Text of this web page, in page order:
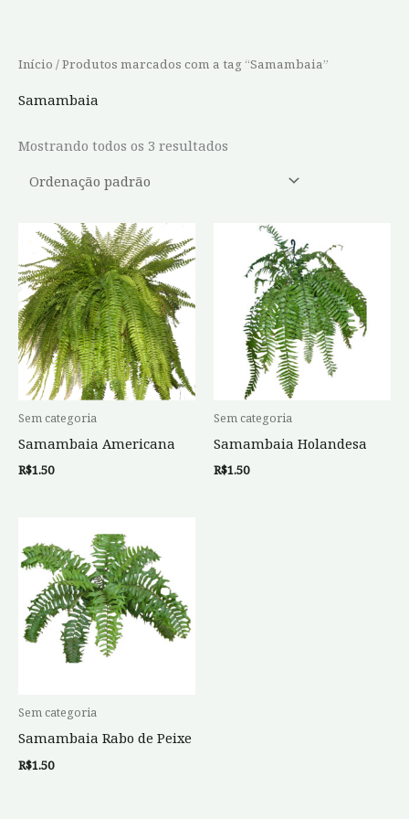
Início / Produtos marcados com a tag “Samambaia”
Samambaia
Mostrando todos os 3 resultados
Sem categoria
Samambaia Americana
R$1.50
Sem categoria
Samambaia Holandesa
R$1.50
Sem categoria
Samambaia Rabo de Peixe
R$1.50